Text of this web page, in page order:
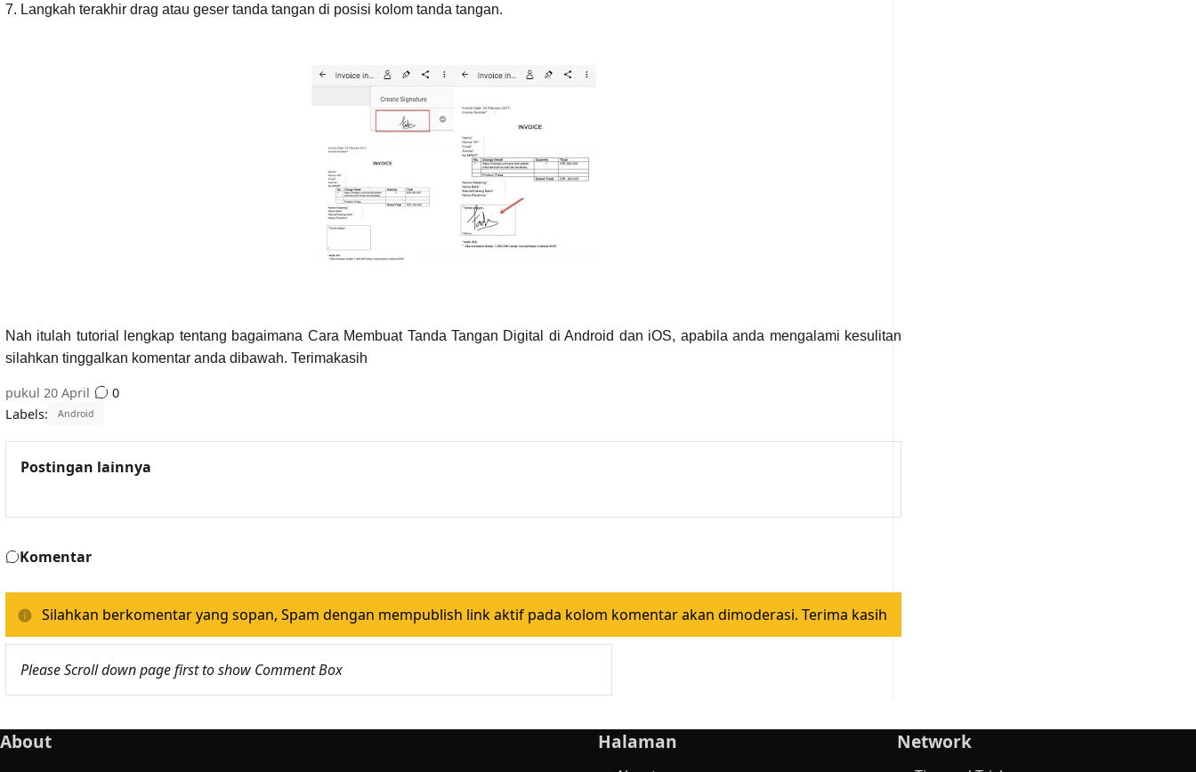
7. Langkah terakhir drag atau geser tanda tangan di posisi kolom tanda tangan.
Nah itulah tutorial lengkap tentang bagaimana Cara Membuat Tanda Tangan Digital di Android dan iOS, apabila anda mengalami kesulitan
silahkan tinggalkan komentar anda dibawah. Terimakasih
pukul 20 April
0
Labels:
Android
Postingan lainnya
Komentar
Silahkan berkomentar yang sopan, Spam dengan mempublish link aktif pada kolom komentar akan dimoderasi. Terima kasih
Please Scroll down page first to show Comment Box
About Halaman Network